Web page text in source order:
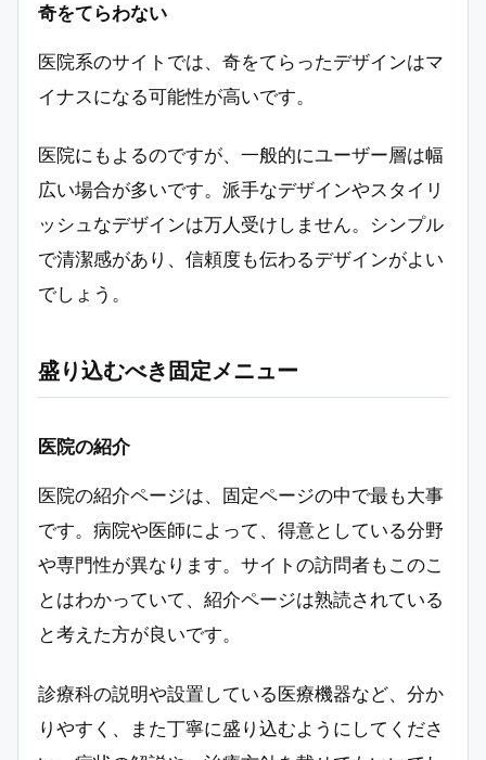
奇をてらわない
医院系のサイトでは、奇をてらったデザインはマ
イナスになる可能性が高いです。
医院にもよるのですが、一般的にユーザー層は幅
広い場合が多いです。派手なデザインやスタイリ
ッシュなデザインは万人受けしません。シンプル
で清潔感があり、信頼度も伝わるデザインがよい
でしょう。
盛り込むべき固定メニュー
医院の紹介
医院の紹介ページは、固定ページの中で最も大事
です。病院や医師によって、得意としている分野
や専門性が異なります。サイトの訪問者もこのこ
とはわかっていて、紹介ページは熟読されている
と考えた方が良いです。
診療科の説明や設置している医療機器など、分か
りやすく、また丁寧に盛り込むようにしてくださ